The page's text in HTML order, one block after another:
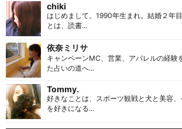
chiki
はじめまして。1990年生まれ。結婚２年
とは、読書...
依奈ミリサ
キャンペーンMC、営業、アパレルの経験
た占いの道へ...
Tommy.
好きなことは、スポーツ観戦と犬と美容
を好きになる...